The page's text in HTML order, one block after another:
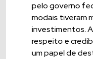
pelo governo
modais tiveram
investimentos.
respeito e
um papel de